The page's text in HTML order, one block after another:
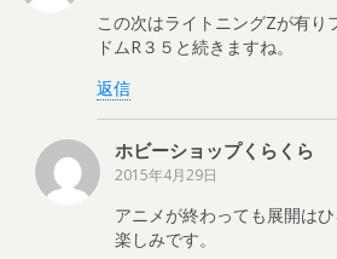
この次はライトニングZが有り
ドムR３５と続きますね。
返信
ホビーショップくらくら
2015年4月29日
アニメが終わっても展開はひ
楽しみです。